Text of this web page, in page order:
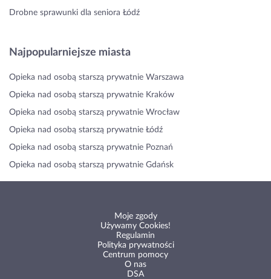
Drobne sprawunki dla seniora Łódź
Najpopularniejsze miasta
Opieka nad osobą starszą prywatnie Warszawa
Opieka nad osobą starszą prywatnie Kraków
Opieka nad osobą starszą prywatnie Wrocław
Opieka nad osobą starszą prywatnie Łódź
Opieka nad osobą starszą prywatnie Poznań
Opieka nad osobą starszą prywatnie Gdańsk
Moje zgody
Używamy Cookies!
Regulamin
Polityka prywatności
Centrum pomocy
O nas
DSA